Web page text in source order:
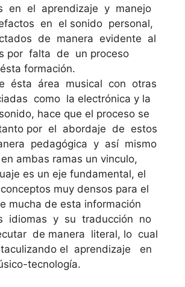
en el aprendizaje y manejo
en el sonido personal,
de manera evidente al
por falta de un proceso
formación.
ésta área musical con otras
como la electrónica y la
hace que el proceso se
por el abordaje de estos
pedagógica y así mismo
ambas ramas un vinculo,
es un eje fundamental, el
muy densos para el
mucha de esta información
idiomas y su traducción no
de manera literal, lo cual
el aprendizaje en
tecnología.